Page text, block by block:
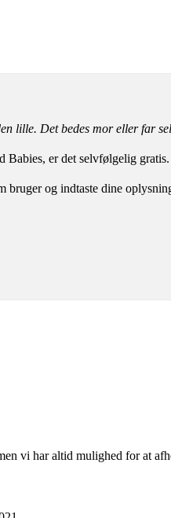
lille. Det bedes mor eller far
Babies, er det selvfølgelig
bruger og indtaste dine
vi har altid mulighed for at